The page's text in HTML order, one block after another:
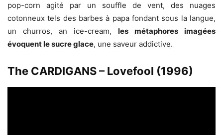
pop-corn agité par un souffle de vent, des nuages
cotonneux tels des barbes à papa fondant sous la langue,
un churros, an ice-cream, les métaphores imagées
évoquent le sucre glace, une saveur addictive.
The CARDIGANS – Lovefool (1996)